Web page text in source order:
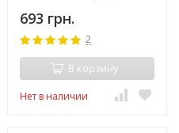
деревьев цветов
693 грн.
2
В корзину
Нет в наличии